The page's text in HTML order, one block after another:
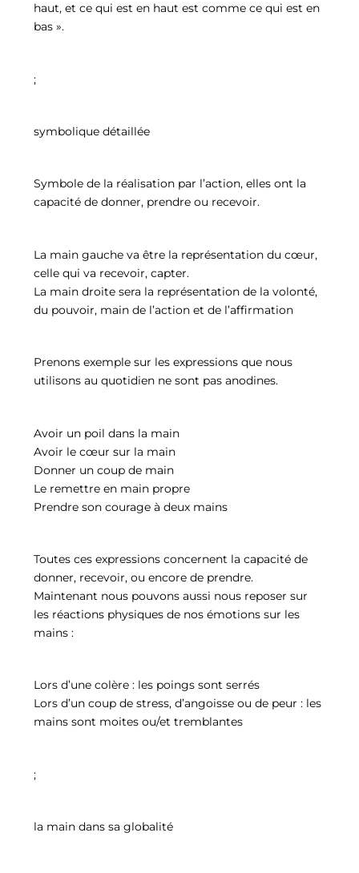
haut, et ce qui est en haut est comme ce qui est en
bas ».
;
symbolique détaillée
Symbole de la réalisation par l’action, elles ont la
capacité de donner, prendre ou recevoir.
La main gauche va être la représentation du cœur,
celle qui va recevoir, capter.
La main droite sera la représentation de la volonté,
du pouvoir, main de l’action et de l’affirmation
Prenons exemple sur les expressions que nous
utilisons au quotidien ne sont pas anodines.
Avoir un poil dans la main
Avoir le cœur sur la main
Donner un coup de main
Le remettre en main propre
Prendre son courage à deux mains
Toutes ces expressions concernent la capacité de
donner, recevoir, ou encore de prendre.
Maintenant nous pouvons aussi nous reposer sur
les réactions physiques de nos émotions sur les
mains :
Lors d’une colère : les poings sont serrés
Lors d’un coup de stress, d’angoisse ou de peur : les
mains sont moites ou/et tremblantes
;
la main dans sa globalité